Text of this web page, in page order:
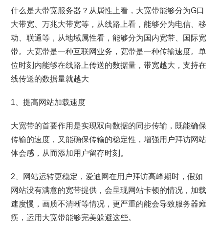
什么是大带宽服务器？从属性上看，大宽带能够分为G口
大带宽、万兆大带宽等，从线路上看，能够分为电信、移
动、联通等，从地域属性看，能够分为国内宽带、国际宽
带。大宽带是一种互联网业务，宽带是一种传输速度。单
位时刻内能够在线路上传送的数据量，带宽越大，支持在
线传送的数据量就越大
1、提高网站加载速度
大宽带的首要作用是实现双向数据的同步传输，既能确保
传输的速度，又能确保传输的稳定性，增强用户拜访网站
体会感，从而添加用户留存时刻。
2、网站运转更稳定，爱迪网在用户拜访高峰期时，假如
网站没有满意的宽带提供，会呈现网站卡顿的情况，加载
速度慢，画质不清晰等情况，更严重的能会导致服务器瘫
痪，运用大宽带能够完美躲避这些。